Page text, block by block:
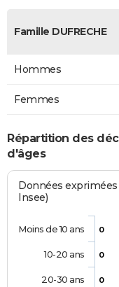
Famille DUFRECHE
Hommes
Femmes
Répartition des
d'âges
Données
Insee)
0
0
0
Moins de 10 ans
10-20 ans
20-30 ans